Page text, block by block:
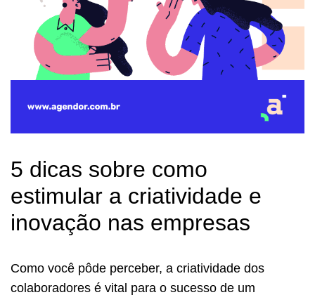
5 dicas sobre como
estimular a criatividade e
inovação nas empresas
Como você pôde perceber, a criatividade dos
colaboradores é vital para o sucesso de um